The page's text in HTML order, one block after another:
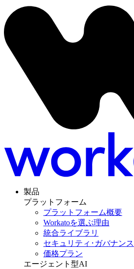
製品
プラットフォーム
プラットフォーム概要
Workatoを選ぶ理由
統合ライブラリ
セキュリティ･ガバナンス
価格プラン
エージェント型AI